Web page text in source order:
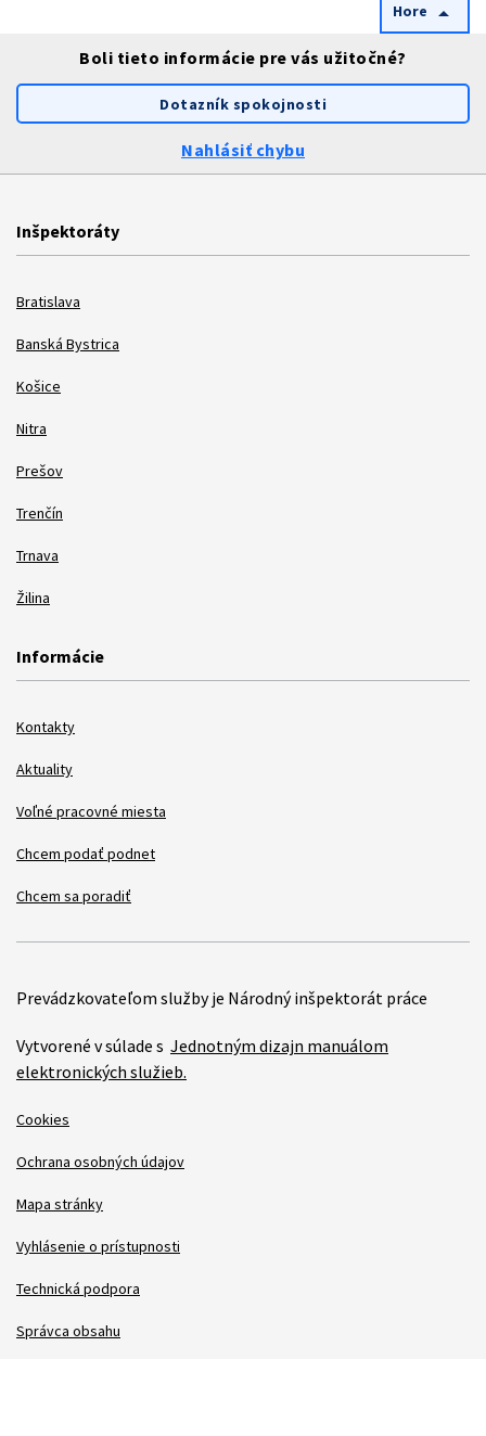
Hore arrow_drop_up
Boli tieto informácie pre vás užitočné?
Dotazník spokojnosti
Nahlásiť chybu
Inšpektoráty
Bratislava
Banská Bystrica
Košice
Nitra
Prešov
Trenčín
Trnava
Žilina
Informácie
Kontakty
Aktuality
Voľné pracovné miesta
Chcem podať podnet
Chcem sa poradiť
Prevádzkovateľom služby je Národný inšpektorát práce
Vytvorené v súlade s Jednotným dizajn manuálom
elektronických služieb.
Cookies
Ochrana osobných údajov
Mapa stránky
Vyhlásenie o prístupnosti
Technická podpora
Správca obsahu